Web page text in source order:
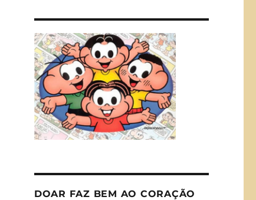
DOAR FAZ BEM AO CORAÇÃO